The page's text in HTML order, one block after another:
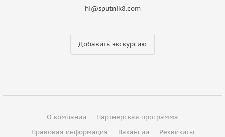
hi@sputnik8.com
Добавить экскурсию
О компании
Партнерская программа
Правовая информация
Вакансии
Реквизиты